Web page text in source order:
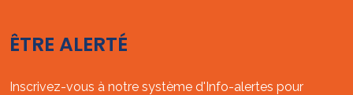
ÊTRE ALERTÉ
Inscrivez-vous à notre système d'Info-alertes pour